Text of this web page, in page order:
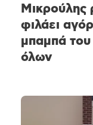
φιλάει
μπαμπά του
όλων